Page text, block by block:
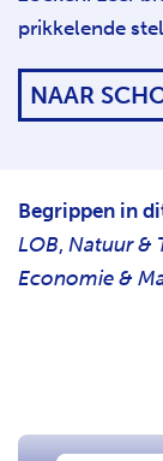
prikkelende
NAAR
Begrippen in
LOB, Natuur &
Economie &